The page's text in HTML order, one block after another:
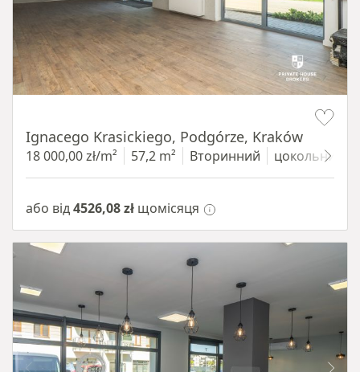
Ignacego Krasickiego, Podgórze, Kraków
18 000,00 zł/m² 57,2 m² Вторинний цокольний
або від4526,08 zł щомісяця